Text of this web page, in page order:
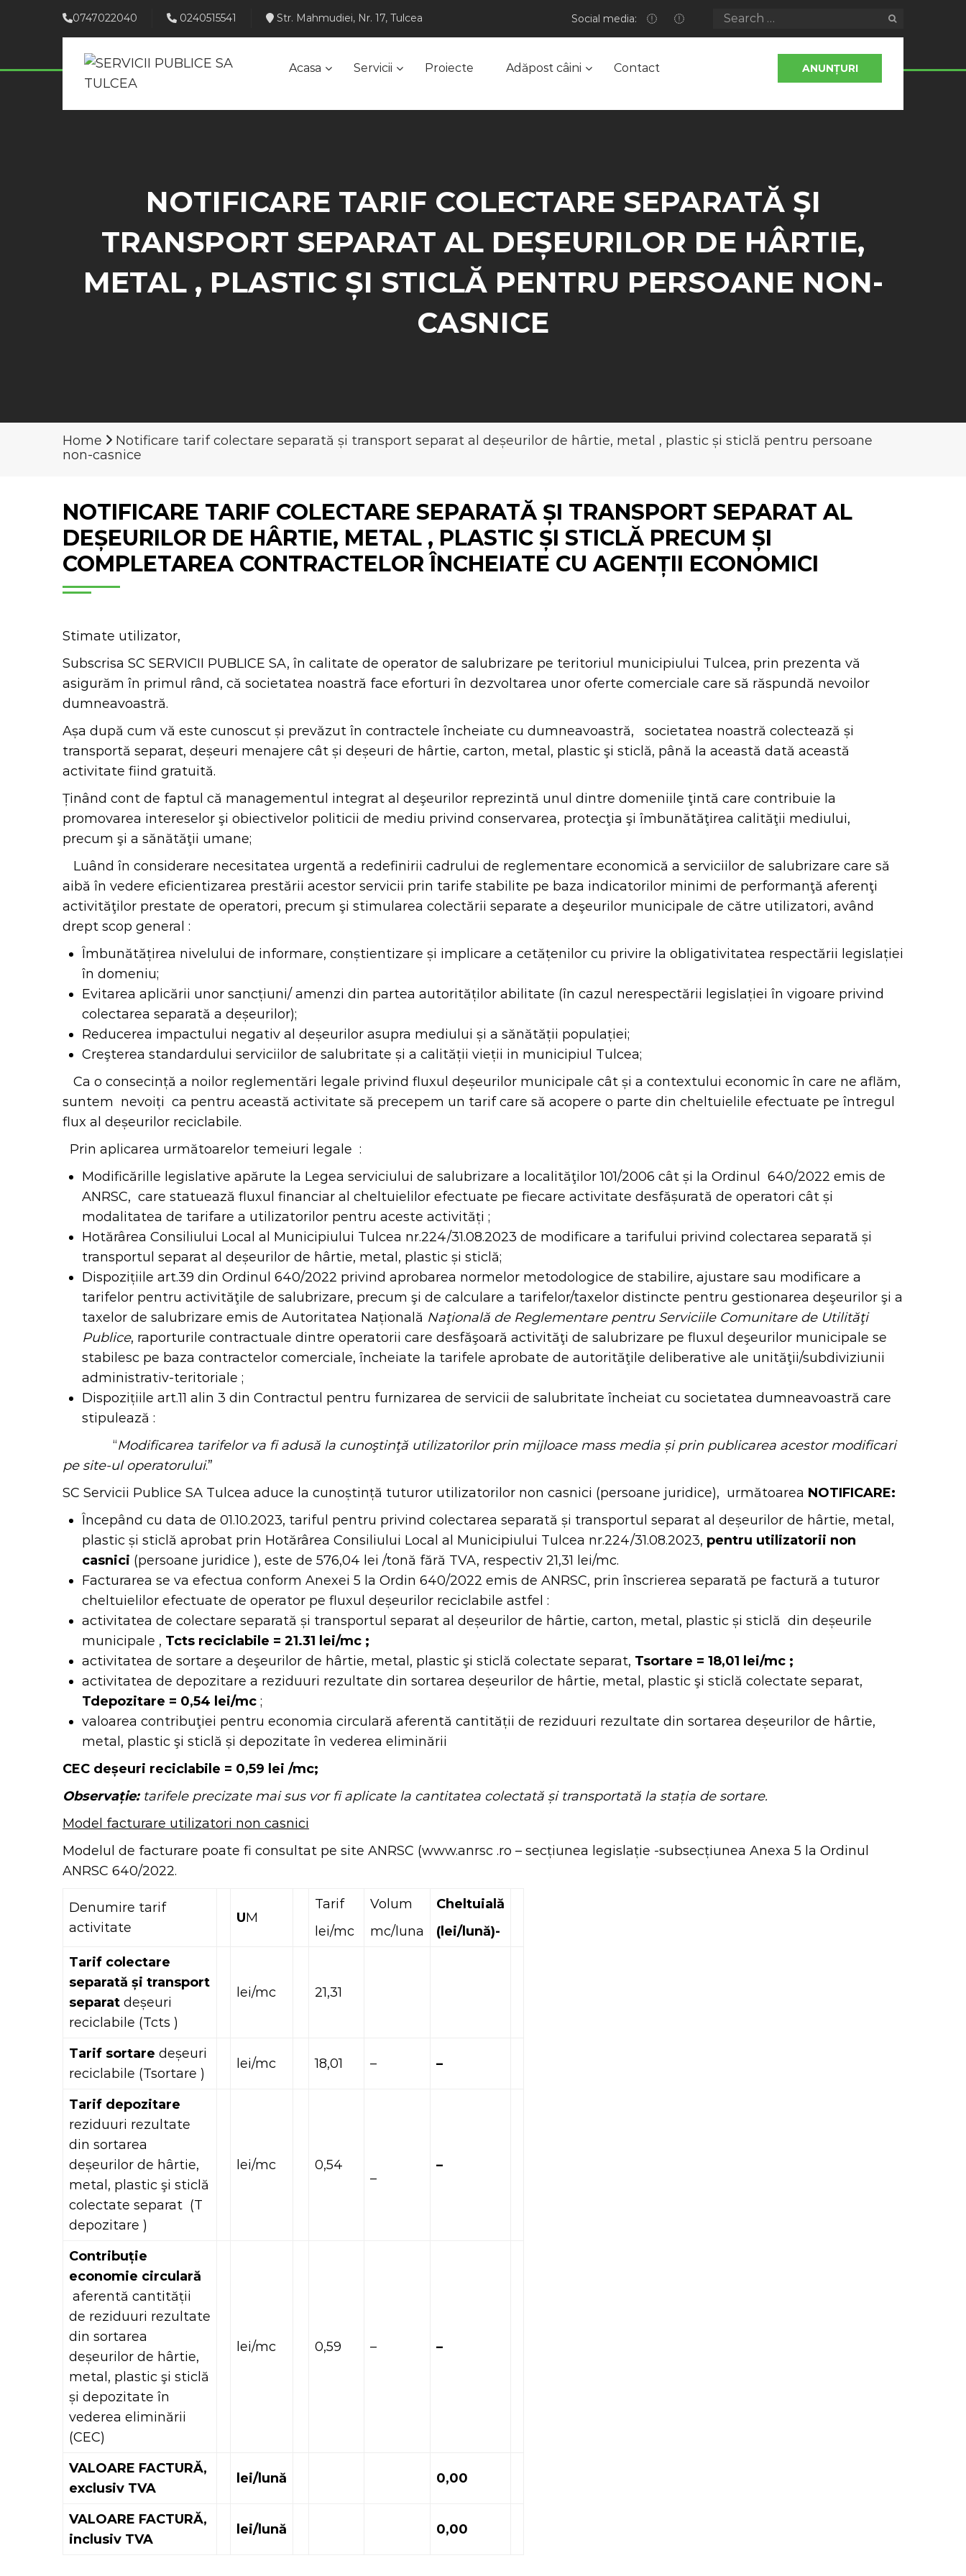
0747022040 0240515541 Str. Mahmudiei, Nr. 17, Tulcea Social media:
Acasa Servicii Proiecte Adăpost câini Contact ANUNȚURI
NOTIFICARE TARIF COLECTARE SEPARATĂ ȘI
TRANSPORT SEPARAT AL DEȘEURILOR DE HÂRTIE,
METAL , PLASTIC ȘI STICLĂ PENTRU PERSOANE NON-
CASNICE
Home
Notificare tarif colectare separată și transport separat al deșeurilor de hârtie, metal , plastic și sticlă pentru persoane
non-casnice
NOTIFICARE TARIF COLECTARE SEPARATĂ ȘI TRANSPORT SEPARAT AL
DEȘEURILOR DE HÂRTIE, METAL , PLASTIC ȘI STICLĂ PRECUM ȘI
COMPLETAREA CONTRACTELOR ÎNCHEIATE CU AGENȚII ECONOMICI
Stimate utilizator,
Subscrisa SC SERVICII PUBLICE SA, în calitate de operator de salubrizare pe teritoriul municipiului Tulcea, prin prezenta vă
asigurăm în primul rând, că societatea noastră face eforturi în dezvoltarea unor oferte comerciale care să răspundă nevoilor
dumneavoastră.
Așa după cum vă este cunoscut și prevăzut în contractele încheiate cu dumneavoastră, societatea noastră colectează și
transportă separat, deșeuri menajere cât și deșeuri de hârtie, carton, metal, plastic şi sticlă, până la această dată această
activitate fiind gratuită.
Ținând cont de faptul că managementul integrat al deşeurilor reprezintă unul dintre domeniile ţintă care contribuie la
promovarea intereselor şi obiectivelor politicii de mediu privind conservarea, protecţia şi îmbunătăţirea calităţii mediului,
precum şi a sănătăţii umane;
Luând în considerare necesitatea urgentă a redefinirii cadrului de reglementare economică a serviciilor de salubrizare care să
aibă în vedere eficientizarea prestării acestor servicii prin tarife stabilite pe baza indicatorilor minimi de performanţă aferenţi
activităţilor prestate de operatori, precum şi stimularea colectării separate a deşeurilor municipale de către utilizatori, având
drept scop general :
Îmbunătățirea nivelului de informare, conștientizare și implicare a cetățenilor cu privire la obligativitatea respectării legislației
în domeniu;
Evitarea aplicării unor sancțiuni/ amenzi din partea autorităților abilitate (în cazul nerespectării legislației în vigoare privind
colectarea separată a deșeurilor);
Reducerea impactului negativ al deșeurilor asupra mediului și a sănătății populației;
Creşterea standardului serviciilor de salubritate și a calității vieții in municipiul Tulcea;
Ca o consecință a noilor reglementări legale privind fluxul deșeurilor municipale cât și a contextului economic în care ne aflăm,
suntem nevoiți ca pentru această activitate să precepem un tarif care să acopere o parte din cheltuielile efectuate pe întregul
flux al deșeurilor reciclabile.
Prin aplicarea următoarelor temeiuri legale :
Modificărille legislative apărute la Legea serviciului de salubrizare a localităţilor 101/2006 cât și la Ordinul 640/2022 emis de
ANRSC, care statuează fluxul financiar al cheltuielilor efectuate pe fiecare activitate desfășurată de operatori cât și
modalitatea de tarifare a utilizatorilor pentru aceste activități ;
Hotărârea Consiliului Local al Municipiului Tulcea nr.224/31.08.2023 de modificare a tarifului privind colectarea separată și
transportul separat al deșeurilor de hârtie, metal, plastic și sticlă;
Dispozițiile art.39 din Ordinul 640/2022 privind aprobarea normelor metodologice de stabilire, ajustare sau modificare a
tarifelor pentru activităţile de salubrizare, precum şi de calculare a tarifelor/taxelor distincte pentru gestionarea deşeurilor şi a
taxelor de salubrizare emis de Autoritatea Națională Naţională de Reglementare pentru Serviciile Comunitare de Utilităţi
Publice, raporturile contractuale dintre operatorii care desfăşoară activităţi de salubrizare pe fluxul deşeurilor municipale se
stabilesc pe baza contractelor comerciale, încheiate la tarifele aprobate de autorităţile deliberative ale unităţii/subdiviziunii
administrativ-teritoriale ;
Dispozițiile art.11 alin 3 din Contractul pentru furnizarea de servicii de salubritate încheiat cu societatea dumneavoastră care
stipulează :
“Modificarea tarifelor va fi adusă la cunoştinţă utilizatorilor prin mijloace mass media și prin publicarea acestor modificari
pe site-ul operatorului.”
SC Servicii Publice SA Tulcea aduce la cunoștință tuturor utilizatorilor non casnici (persoane juridice), următoarea NOTIFICARE:
Începând cu data de 01.10.2023, tariful pentru privind colectarea separată și transportul separat al deșeurilor de hârtie, metal,
plastic și sticlă aprobat prin Hotărârea Consiliului Local al Municipiului Tulcea nr.224/31.08.2023, pentru utilizatorii non
casnici (persoane juridice ), este de 576,04 lei /tonă fără TVA, respectiv 21,31 lei/mc.
Facturarea se va efectua conform Anexei 5 la Ordin 640/2022 emis de ANRSC, prin înscrierea separată pe factură a tuturor
cheltuielilor efectuate de operator pe fluxul deșeurilor reciclabile astfel :
activitatea de colectare separată și transportul separat al deșeurilor de hârtie, carton, metal, plastic și sticlă din deșeurile
municipale , Tcts reciclabile = 21.31 lei/mc ;
activitatea de sortare a deşeurilor de hârtie, metal, plastic şi sticlă colectate separat, Tsortare = 18,01 lei/mc ;
activitatea de depozitare a reziduuri rezultate din sortarea deșeurilor de hârtie, metal, plastic şi sticlă colectate separat,
Tdepozitare = 0,54 lei/mc ;
valoarea contribuţiei pentru economia circulară aferentă cantității de reziduuri rezultate din sortarea deșeurilor de hârtie,
metal, plastic şi sticlă și depozitate în vederea eliminării
CEC deșeuri reciclabile = 0,59 lei /mc;
Observație: tarifele precizate mai sus vor fi aplicate la cantitatea colectată și transportată la stația de sortare.
Model facturare utilizatori non casnici
Modelul de facturare poate fi consultat pe site ANRSC (www.anrsc .ro – secțiunea legislație -subsecțiunea Anexa 5 la Ordinul
ANRSC 640/2022.
Denumire tarif
activitate
UM
Tarif
lei/mc
Volum
mc/luna
Cheltuială
(lei/lună)-
Tarif colectare
separată și transport
separatdeșeuri
reciclabile (Tcts )
lei/mc 21,31
Tarif sortare deșeuri
reciclabile (Tsortare )
lei/mc 18,01 – –
Tarif depozitare
reziduuri rezultate
din sortarea
deșeurilor de hârtie,
metal, plastic şi sticlă
colectate separat (T
depozitare )
lei/mc
0,54
–
–
Contribuție
economie circulară
aferentă cantității
de reziduuri rezultate
din sortarea
deșeurilor de hârtie,
metal, plastic şi sticlă
și depozitate în
vederea eliminării
(CEC)
lei/mc 0,59 – –
VALOARE FACTURĂ,
exclusiv TVA
lei/lună 0,00
VALOARE FACTURĂ,
inclusiv TVA
lei/lună 0,00